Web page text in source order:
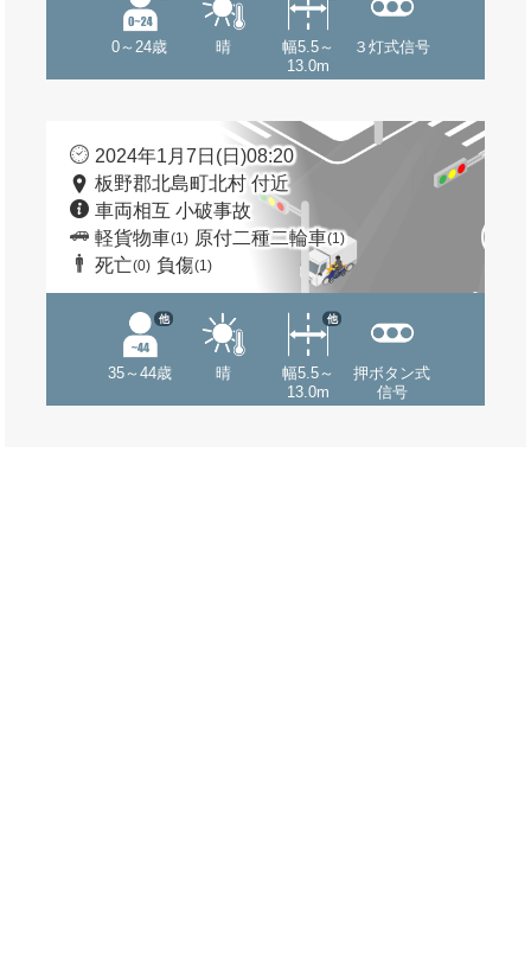
0～24歳 晴
幅5.5～
13.0m
３灯式信号
2024年1月7日(日)08:20
板野郡北島町北村 付近
車両相互 小破事故
軽貨物車(1) 原付二種二輪車(1)
死亡(0) 負傷(1)
35～44歳
他
晴
幅5.5～
13.0m
他
押ボタン式
信号